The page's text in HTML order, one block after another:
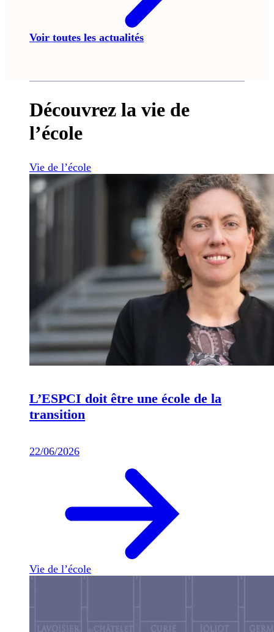
Voir toutes les actualités
Découvrez la vie de
l’école
Vie de l’école
L’ESPCI doit être une école de la
transition
22/06/2026
Vie de l’école